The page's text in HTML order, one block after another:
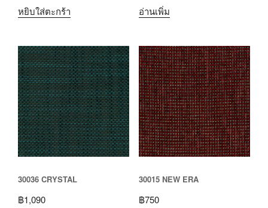
หยิบใส่ตะกร้า
อ่านเพิ่ม
30036 CRYSTAL
฿1,090
30015 NEW ERA
฿750